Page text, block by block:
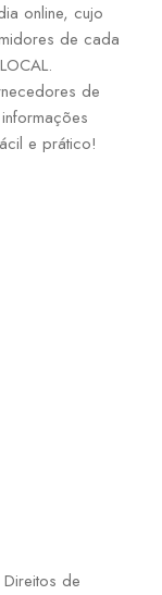
online, cujo
de cada
de
e prático!
de